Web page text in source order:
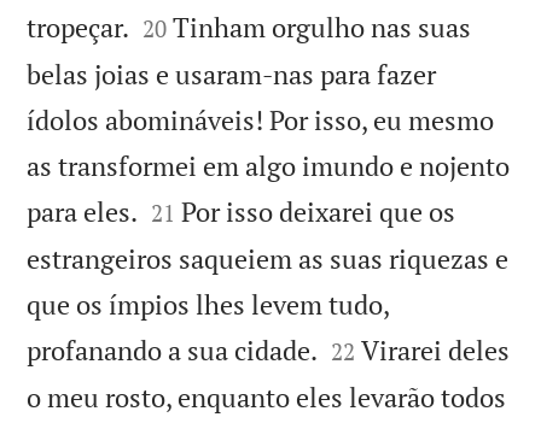
tropeçar. 

20 Tinham orgulho nas suas
belas joias e usaram-nas para fazer
ídolos abomináveis! Por isso, eu mesmo
as transformei em algo imundo e nojento
para eles. 

21 Por isso deixarei que os
estrangeiros saqueiem as suas riquezas e
que os ímpios lhes levem tudo,
profanando a sua cidade. 

22 Virarei deles
o meu rosto, enquanto eles levarão todos